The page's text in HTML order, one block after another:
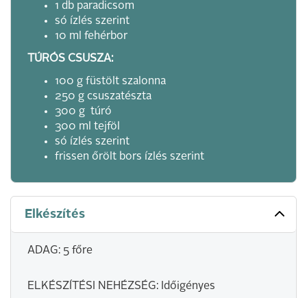
1 db paradicsom
só ízlés szerint
10 ml fehérbor
TÚRÓS CSUSZA:
100 g füstölt szalonna
250 g csuszatészta
300 g túró
300 ml tejföl
só ízlés szerint
frissen őrölt bors ízlés szerint
Elkészítés
ADAG: 5 főre
ELKÉSZÍTÉSI NEHÉZSÉG: Időigényes